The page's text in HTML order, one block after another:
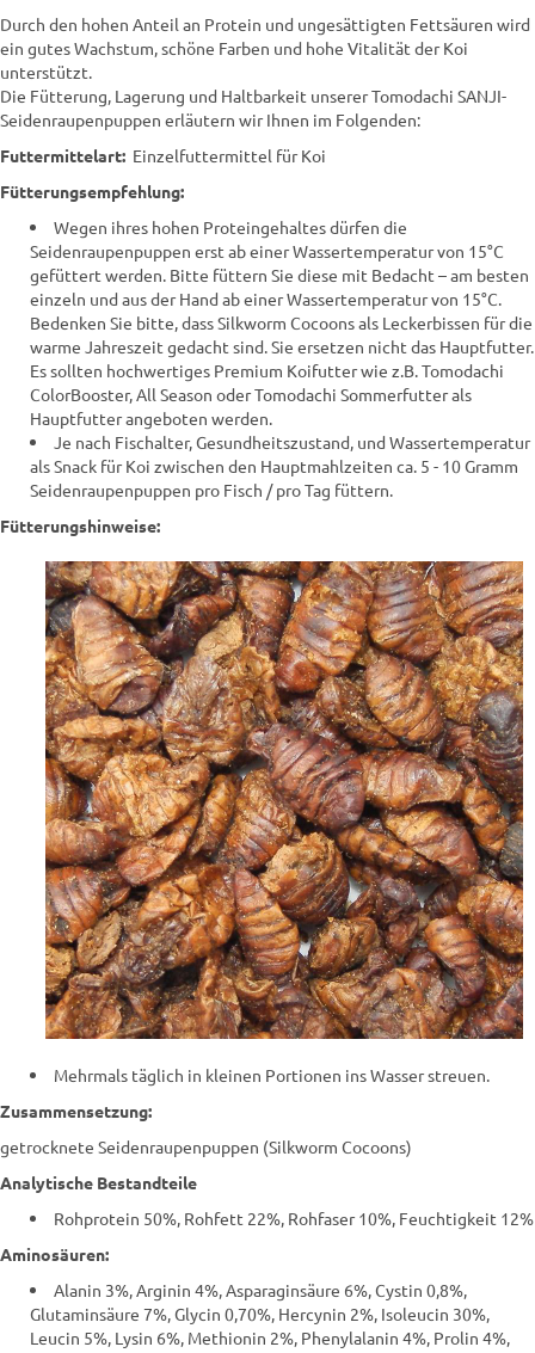
Durch den hohen Anteil an Protein und ungesättigten Fettsäuren wird
ein gutes Wachstum, schöne Farben und hohe Vitalität der Koi
unterstützt.
Die Fütterung, Lagerung und Haltbarkeit unserer Tomodachi SANJI-
Seidenraupenpuppen erläutern wir Ihnen im Folgenden:
Futtermittelart: Einzelfuttermittel für Koi
Fütterungsempfehlung:
Wegen ihres hohen Proteingehaltes dürfen die
Seidenraupenpuppen erst ab einer Wassertemperatur von 15°C
gefüttert werden. Bitte füttern Sie diese mit Bedacht – am besten
einzeln und aus der Hand ab einer Wassertemperatur von 15°C.
Bedenken Sie bitte, dass Silkworm Cocoons als Leckerbissen für die
warme Jahreszeit gedacht sind. Sie ersetzen nicht das Hauptfutter.
Es sollten hochwertiges Premium Koifutter wie z.B. Tomodachi
ColorBooster, All Season oder Tomodachi Sommerfutter als
Hauptfutter angeboten werden.
Je nach Fischalter, Gesundheitszustand, und Wassertemperatur
als Snack für Koi zwischen den Hauptmahlzeiten ca. 5 - 10 Gramm
Seidenraupenpuppen pro Fisch / pro Tag füttern.
Fütterungshinweise:
Mehrmals täglich in kleinen Portionen ins Wasser streuen.
Zusammensetzung:
getrocknete Seidenraupenpuppen (Silkworm Cocoons)
Analytische Bestandteile
Rohprotein 50%, Rohfett 22%, Rohfaser 10%, Feuchtigkeit 12%
Aminosäuren:
Alanin 3%, Arginin 4%, Asparaginsäure 6%, Cystin 0,8%,
Glutaminsäure 7%, Glycin 0,70%, Hercynin 2%, Isoleucin 30%,
Leucin 5%, Lysin 6%, Methionin 2%, Phenylalanin 4%, Prolin 4%,